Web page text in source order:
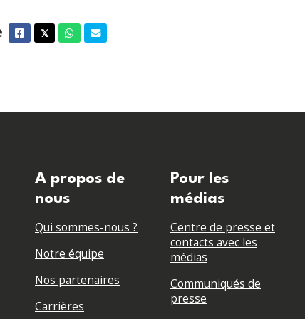
Facebook
𝕏TwitterWhatsappCourriel
A propos de
nous
Qui sommes-nous ?
Notre équipe
Nos partenaires
Carrières
Pour les
médias
Centre de presse et
contacts avec les
médias
Communiqués de
presse